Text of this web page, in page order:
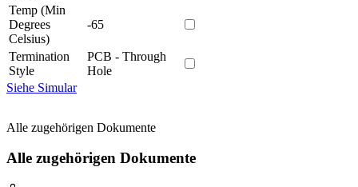
Temp (Min
Degrees
Celsius)
-65
Termination
Style
PCB - Through
Hole
Siehe Simular
Alle zugehörigen Dokumente
Alle zugehörigen Dokumente